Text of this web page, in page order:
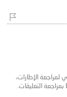
لمراجعة الإطارات،